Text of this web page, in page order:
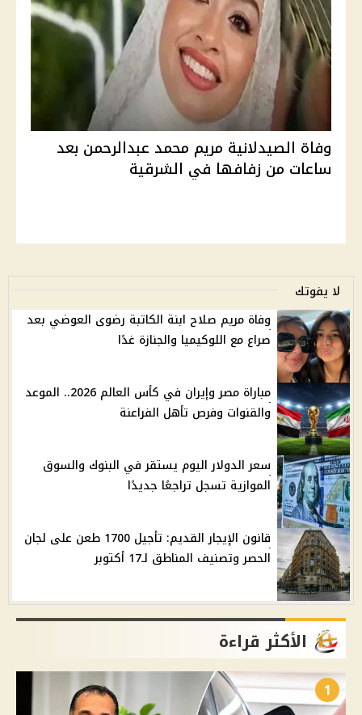
وفاة الصيدلانية مريم محمد عبدالرحمن بعد
ساعات من زفافها في الشرقية
لا يفوتك
وفاة مريم صلاح ابنة الكاتبة رضوى العوضي بعد
صراع مع اللوكيميا والجنازة غدًا
مباراة مصر وإيران في كأس العالم 2026.. الموعد
والقنوات وفرص تأهل الفراعنة
سعر الدولار اليوم يستقر في البنوك والسوق
الموازية تسجل تراجعًا جديدًا
قانون الإيجار القديم: تأجيل 1700 طعن على لجان
الحصر وتصنيف المناطق لـ17 أكتوبر
الأكثر قراءة
1